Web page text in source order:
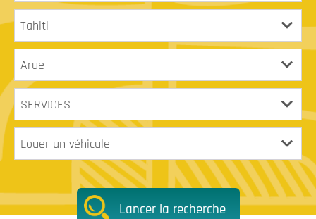
Lancer la recherche